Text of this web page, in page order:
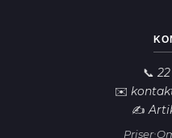
📞
✉️
✍️
Priser·
Hej! 👋 Jeg er Ardilogi's
Jeg hjælper dig med at